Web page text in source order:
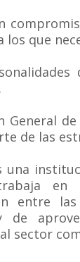
los que
General
de las
una
entre
de
sector